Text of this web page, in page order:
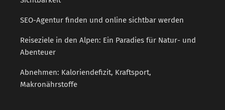
SEO-Agentur finden und online sichtbar werden
Reiseziele in den Alpen: Ein Paradies für Natur- und
Abenteuer
Abnehmen: Kaloriendefizit, Kraftsport,
Makronährstoffe